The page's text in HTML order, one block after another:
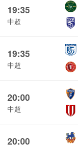
19:35
中超
19:35
中超
20:00
中超
20:00